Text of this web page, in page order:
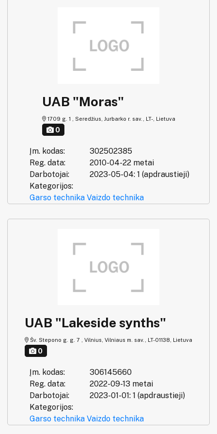
UAB "Moras"
1709 g. 1 , Seredžius, Jurbarko r. sav., LT-, Lietuva
0
Įm. kodas:
302502385
Reg. data:
2010-04-22 metai
Darbotojai:
2023-05-04: 1 (apdraustieji)
Kategorijos:
Garso technika Vaizdo technika
UAB "Lakeside synths"
Šv. Stepono g. g. 7 , Vilnius, Vilniaus m. sav., LT-01138, Lietuva
0
Įm. kodas:
306145660
Reg. data:
2022-09-13 metai
Darbotojai:
2023-01-01: 1 (apdraustieji)
Kategorijos:
Garso technika Vaizdo technika